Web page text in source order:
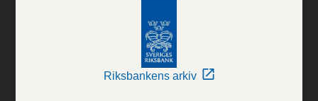
Riksbankens arkiv